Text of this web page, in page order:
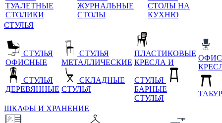
ТУАЛЕТНЫЕ
СТОЛИКИ
ЖУРНАЛЬНЫЕ
СТОЛЫ
СТОЛЫ НА
КУХНЮ
СТУЛЬЯ
СТУЛЬЯ
ОФИСНЫЕ
СТУЛЬЯ
ДЕРЕВЯННЫЕ
СТУЛЬЯ
МЕТАЛЛИЧЕСКИЕ
СКЛАДНЫЕ
СТУЛЬЯ
ПЛАСТИКОВЫЕ
КРЕСЛА И
СТУЛЬЯ
БАРНЫЕ
СТУЛЬЯ
ШКАФЫ И ХРАНЕНИЕ